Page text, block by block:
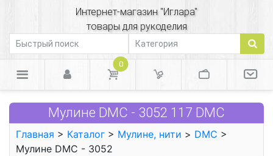
Интернет-магазин "Иглара"
товары для рукоделия
0
Мулине DMC - 3052 117 DMC
Главная > Каталог > Мулине, нити > DMC >
Мулине DMC - 3052